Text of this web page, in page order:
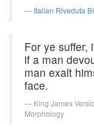
Italian Riveduta
For ye suffer,
if a man
man exalt
face.
King James
Morphology